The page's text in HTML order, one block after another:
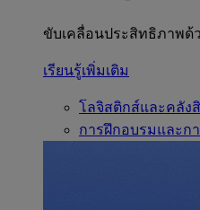
ขับเคลื่อนประสิทธิภาพด้
เรียนรู้เพิ่มเติม
โลจิสติกส์และคลัง
การฝึกอบรมและก